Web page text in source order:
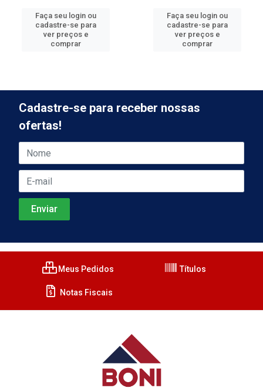
Faça seu login ou
cadastre-se para
ver preços e
comprar
Faça seu login ou
cadastre-se para
ver preços e
comprar
Cadastre-se para receber nossas
ofertas!
Meus Pedidos Títulos
Notas Fiscais